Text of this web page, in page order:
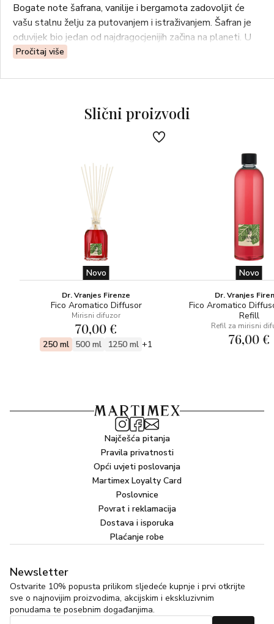
Bogate note šafrana, vanilije i bergamota zadovoljit će
vašu stalnu želju za putovanjem i istraživanjem. Šafran je
oduvijek bio jedan od najdragocjenijih začina na planeti. U
kombinaciji s zrnom Tonke, još jednim jedinstvenim
ovom mirisu sunčanu i zavodljivu osobnost koja obavija
OLFAKTIVNA PIRAMIDA
Mirra Zafferano ima ugodnu i obavijajuću osobnost s
gornjim notama elemija i bergamota, nakon kojih slijedi
srce od zrna Tonke, tamjana, jantara, s bazom vanilije i
Pročitaj više
Slični proizvodi
Novo
Dr. Vranjes Firenze
Fico Aromatico Diffusor
Mirisni difuzor
70,00 €
250 ml 500 ml 1250 ml +1
Novo
Dr. Vranjes
Fico Aromatico
Refill
Refil za mirisni
76,00 €
Najčešća pitanja
Pravila privatnosti
Opći uvjeti poslovanja
Martimex Loyalty Card
Poslovnice
Povrat i reklamacija
Dostava i isporuka
Plaćanje robe
Newsletter
Ostvarite 10% popusta prilikom sljedeće kupnje i prvi otkrijte
sve o najnovijim proizvodima, akcijskim i ekskluzivnim
ponudama te posebnim događanjima.